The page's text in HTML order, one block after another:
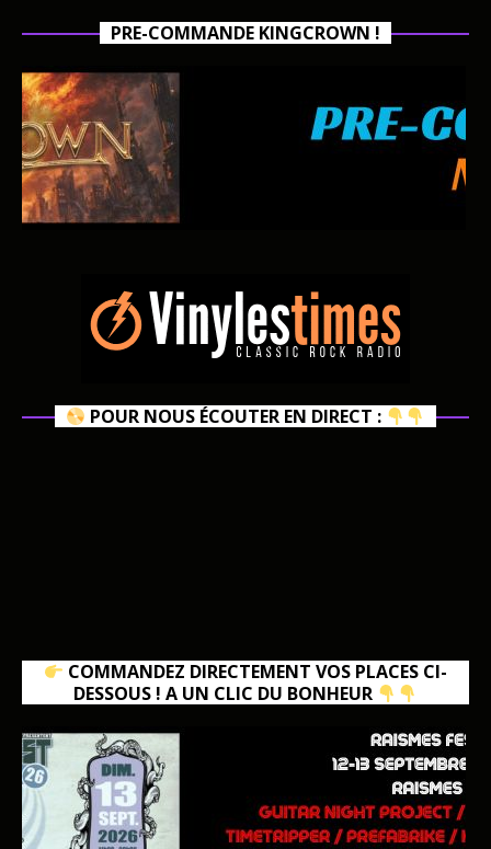
PRE-COMMANDE KINGCROWN !
POUR NOUS ÉCOUTER EN DIRECT :
COMMANDEZ DIRECTEMENT VOS PLACES CI-
DESSOUS ! A UN CLIC DU BONHEUR